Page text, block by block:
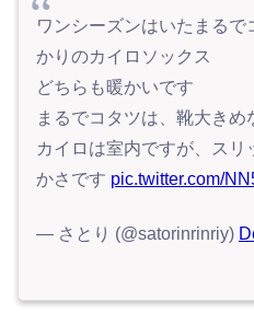
ワンシーズンはいたまる
かりのカイロソックス
どちらも暖かいです
まるでコタツは、靴大きめ
カイロは室内ですが、ス
かさです pic.twitter.com/
— さとり (@satorinrinriy)